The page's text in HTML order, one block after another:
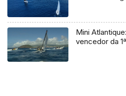
Mini
vencedor da